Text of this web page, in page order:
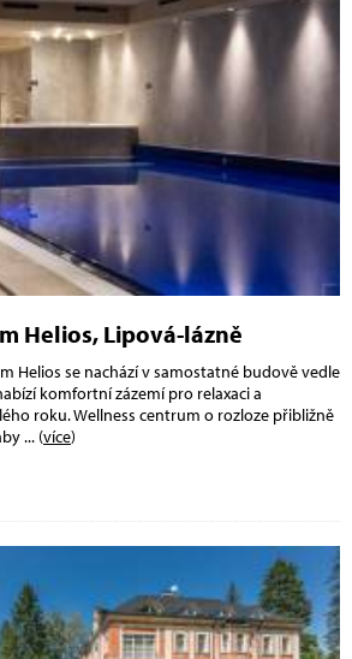
Helios, Lipová-lázně
Helios se nachází v samostatné budově vedle
komfortní zázemí pro relaxaci a
roku. Wellness centrum o rozloze přibližně
... (více)